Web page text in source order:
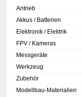
Antrieb
Akkus / Batterien
Elektronik / Elektrik
FPV / Kameras
Messgeräte
Werkzeug
Zubehör
Modellbau-Materialien